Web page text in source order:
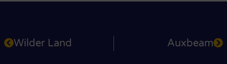
Wilder Land Auxbeam